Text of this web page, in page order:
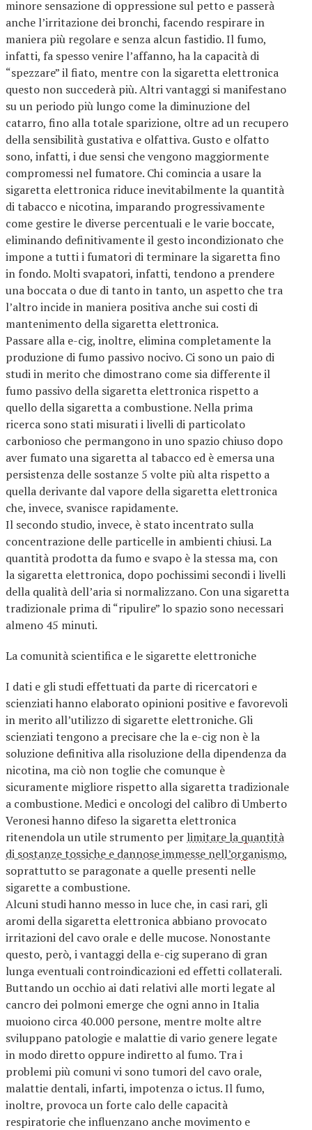
minore sensazione di oppressione sul petto e passerà
anche l’irritazione dei bronchi, facendo respirare in
maniera più regolare e senza alcun fastidio. Il fumo,
infatti, fa spesso venire l’affanno, ha la capacità di
“spezzare” il fiato, mentre con la sigaretta elettronica
questo non succederà più. Altri vantaggi si manifestano
su un periodo più lungo come la diminuzione del
catarro, fino alla totale sparizione, oltre ad un recupero
della sensibilità gustativa e olfattiva. Gusto e olfatto
sono, infatti, i due sensi che vengono maggiormente
compromessi nel fumatore. Chi comincia a usare la
sigaretta elettronica riduce inevitabilmente la quantità
di tabacco e nicotina, imparando progressivamente
come gestire le diverse percentuali e le varie boccate,
eliminando definitivamente il gesto incondizionato che
impone a tutti i fumatori di terminare la sigaretta fino
in fondo. Molti svapatori, infatti, tendono a prendere
una boccata o due di tanto in tanto, un aspetto che tra
l’altro incide in maniera positiva anche sui costi di
mantenimento della sigaretta elettronica.
Passare alla e-cig, inoltre, elimina completamente la
produzione di fumo passivo nocivo. Ci sono un paio di
studi in merito che dimostrano come sia differente il
fumo passivo della sigaretta elettronica rispetto a
quello della sigaretta a combustione. Nella prima
ricerca sono stati misurati i livelli di particolato
carbonioso che permangono in uno spazio chiuso dopo
aver fumato una sigaretta al tabacco ed è emersa una
persistenza delle sostanze 5 volte più alta rispetto a
quella derivante dal vapore della sigaretta elettronica
che, invece, svanisce rapidamente.
Il secondo studio, invece, è stato incentrato sulla
concentrazione delle particelle in ambienti chiusi. La
quantità prodotta da fumo e svapo è la stessa ma, con
la sigaretta elettronica, dopo pochissimi secondi i livelli
della qualità dell’aria si normalizzano. Con una sigaretta
tradizionale prima di “ripulire” lo spazio sono necessari
almeno 45 minuti.
La comunità scientifica e le sigarette elettroniche
I dati e gli studi effettuati da parte di ricercatori e
scienziati hanno elaborato opinioni positive e favorevoli
in merito all’utilizzo di sigarette elettroniche. Gli
scienziati tengono a precisare che la e-cig non è la
soluzione definitiva alla risoluzione della dipendenza da
nicotina, ma ciò non toglie che comunque è
sicuramente migliore rispetto alla sigaretta tradizionale
a combustione. Medici e oncologi del calibro di Umberto
Veronesi hanno difeso la sigaretta elettronica
ritenendola un utile strumento per limitare la quantità
di sostanze tossiche e dannose immesse nell’organismo,
soprattutto se paragonate a quelle presenti nelle
sigarette a combustione.
Alcuni studi hanno messo in luce che, in casi rari, gli
aromi della sigaretta elettronica abbiano provocato
irritazioni del cavo orale e delle mucose. Nonostante
questo, però, i vantaggi della e-cig superano di gran
lunga eventuali controindicazioni ed effetti collaterali.
Buttando un occhio ai dati relativi alle morti legate al
cancro dei polmoni emerge che ogni anno in Italia
muoiono circa 40.000 persone, mentre molte altre
sviluppano patologie e malattie di vario genere legate
in modo diretto oppure indiretto al fumo. Tra i
problemi più comuni vi sono tumori del cavo orale,
malattie dentali, infarti, impotenza o ictus. Il fumo,
inoltre, provoca un forte calo delle capacità
respiratorie che influenzano anche movimento e